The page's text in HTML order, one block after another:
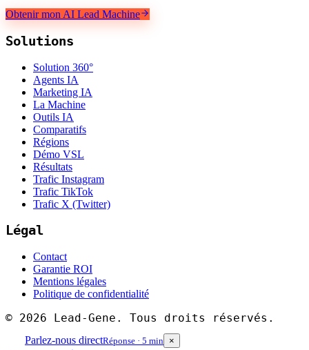
Obtenir mon AI Lead Machine
Solutions
Solution 360°
Agents IA
Marketing IA
La Machine
Outils IA
Comparatifs
Régions
Démo VSL
Résultats
Trafic Instagram
Trafic TikTok
Trafic X (Twitter)
Légal
Contact
Garantie ROI
Mentions légales
Politique de confidentialité
© 2026 Lead-Gene. Tous droits réservés.
Parlez-nous directRéponse · 5 min ×